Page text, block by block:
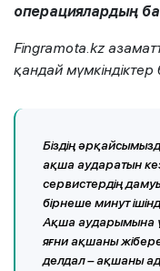
операциялардың
Fingramota.kz
қандай мүмкіндіктер
Біздің
ақша аударатын
сервистердің
бірнеше минут
Ақша аударымына
яғни ақшаны
делдал – ақшаны